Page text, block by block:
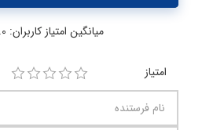
میانگین امتیاز کاربران: 0.0 (0 رای)
امتیاز